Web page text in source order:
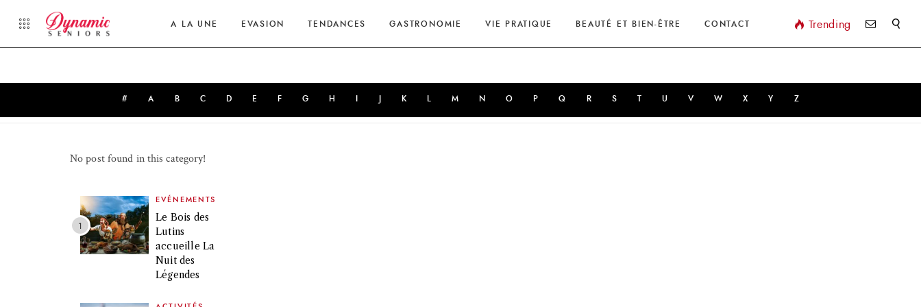
A LA UNE EVASION TENDANCES GASTRONOMIE VIE PRATIQUE BEAUTÉ ET BIEN-ÊTRE CONTACT Trending
# A B C D E F G H K M N O P Q R S T U V W X Y Z
Latest News from
No post found in this category!
EVÉNEMENTS
Le Bois des
Lutins
accueille La
Nuit des
Légendes